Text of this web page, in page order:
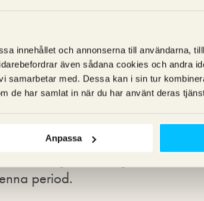
innehållet och annonserna till användarna,
även sådana cookies och andra
samarbetar med. Dessa kan i sin tur
de har samlat in när du har använt deras
Anpassa
en känsla för hur den
Mitt tips är att du jämför
motsvarande dagar
–> Webbplatsinnehåll –>
landningssidors organiska
period.